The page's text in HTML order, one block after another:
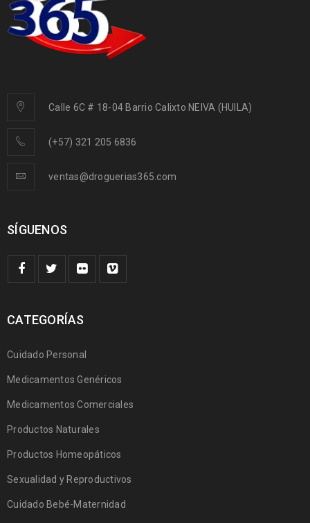
Calle 6C # 18-04 Barrio Calixto NEIVA (HUILA)
(+57) 321 205 6836
ventas@droguerias365.com
SÍGUENOS
CATEGORÍAS
Cuidado Personal
Medicamentos Genéricos
Medicamentos Comerciales
Productos Naturales
Productos Homeopáticos
Sexualidad y Reproductivos
Cuidado Bebé-Maternidad